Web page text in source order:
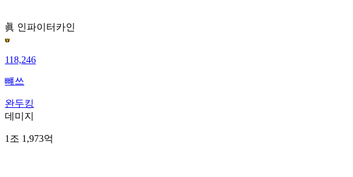
眞 인파이터 카인
118,246
뺴쓰
완두킹
데미지
1조 1,973억